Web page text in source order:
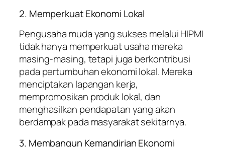
2. Memperkuat Ekonomi Lokal
Pengusaha muda yang sukses melalui HIPMI
tidak hanya memperkuat usaha mereka
masing-masing, tetapi juga berkontribusi
pada pertumbuhan ekonomi lokal. Mereka
menciptakan lapangan kerja,
mempromosikan produk lokal, dan
menghasilkan pendapatan yang akan
berdampak pada masyarakat sekitarnya.
3. Membangun Kemandirian Ekonomi